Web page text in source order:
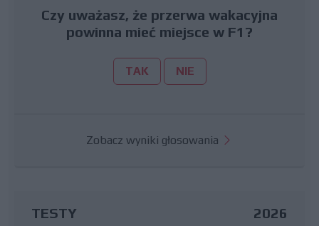
Czy uważasz, że przerwa wakacyjna
powinna mieć miejsce w F1?
TAK NIE
Zobacz wyniki głosowania
TESTY 2026